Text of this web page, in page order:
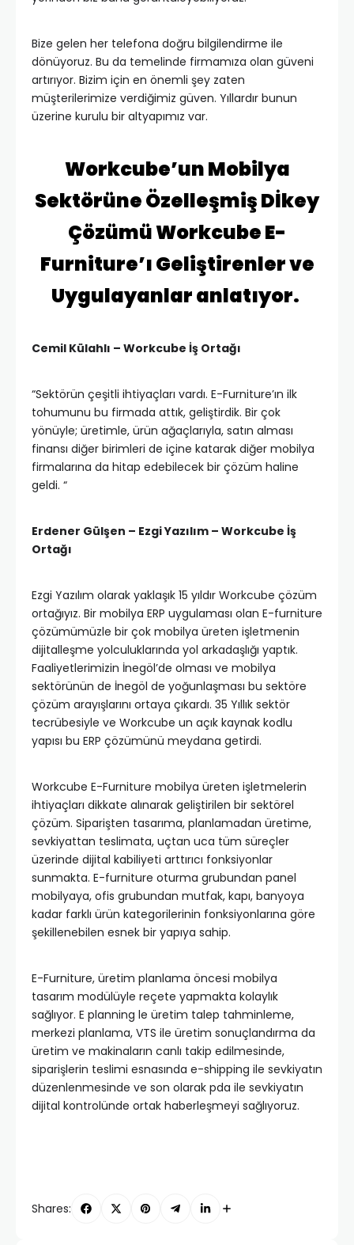
Bize gelen her telefona doğru bilgilendirme ile
dönüyoruz. Bu da temelinde firmamıza olan güveni
artırıyor. Bizim için en önemli şey zaten
müşterilerimize verdiğimiz güven. Yıllardır bunun
üzerine kurulu bir altyapımız var.
Workcube’un Mobilya
Sektörüne Özelleşmiş Dİkey
Çözümü Workcube E-
Furniture’ı Geliştirenler ve
Uygulayanlar anlatıyor.
Cemil Külahlı – Workcube İş Ortağı
“Sektörün çeşitli ihtiyaçları vardı. E-Furniture’ın ilk
tohumunu bu firmada attık, geliştirdik. Bir çok
yönüyle; üretimle, ürün ağaçlarıyla, satın alması
finansı diğer birimleri de içine katarak diğer mobilya
firmalarına da hitap edebilecek bir çözüm haline
geldi. “
Erdener Gülşen – Ezgi Yazılım – Workcube İş
Ortağı
Ezgi Yazılım olarak yaklaşık 15 yıldır Workcube çözüm
ortağıyız. Bir mobilya ERP uygulaması olan E-furniture
çözümümüzle bir çok mobilya üreten işletmenin
dijitalleşme yolculuklarında yol arkadaşlığı yaptık.
Faaliyetlerimizin İnegöl’de olması ve mobilya
sektörünün de İnegöl de yoğunlaşması bu sektöre
çözüm arayışlarını ortaya çıkardı. 35 Yıllık sektör
tecrübesiyle ve Workcube un açık kaynak kodlu
yapısı bu ERP çözümünü meydana getirdi.
Workcube E-Furniture mobilya üreten işletmelerin
ihtiyaçları dikkate alınarak geliştirilen bir sektörel
çözüm. Siparişten tasarıma, planlamadan üretime,
sevkiyattan teslimata, uçtan uca tüm süreçler
üzerinde dijital kabiliyeti arttırıcı fonksiyonlar
sunmakta. E-furniture oturma grubundan panel
mobilyaya, ofis grubundan mutfak, kapı, banyoya
kadar farklı ürün kategorilerinin fonksiyonlarına göre
şekillenebilen esnek bir yapıya sahip.
E-Furniture, üretim planlama öncesi mobilya
tasarım modülüyle reçete yapmakta kolaylık
sağlıyor. E planning le üretim talep tahminleme,
merkezi planlama, VTS ile üretim sonuçlandırma da
üretim ve makinaların canlı takip edilmesinde,
siparişlerin teslimi esnasında e-shipping ile sevkiyatın
düzenlenmesinde ve son olarak pda ile sevkiyatın
dijital kontrolünde ortak haberleşmeyi sağlıyoruz.
Shares: